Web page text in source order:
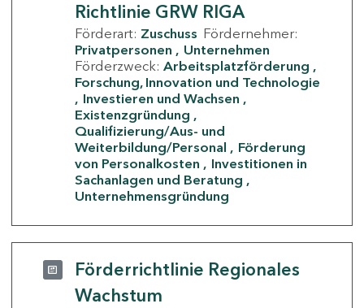
Richtlinie GRW RIGA
Förderart: Zuschuss Fördernehmer:
Privatpersonen
Unternehmen
Förderzweck: Arbeitsplatzförderung
Forschung, Innovation und Technologie
Investieren und Wachsen
Existenzgründung
Qualifizierung/Aus- und
Weiterbildung/Personal
Förderung
von Personalkosten
Investitionen in
Sachanlagen und Beratung
Unternehmensgründung
Förderrichtlinie Regionales
Wachstum